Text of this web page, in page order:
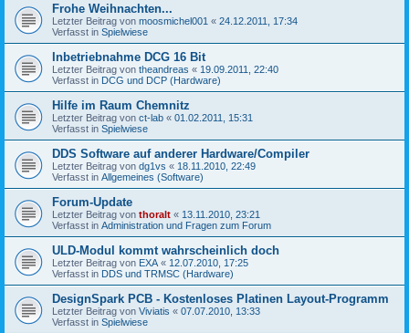
Frohe Weihnachten...
Letzter Beitrag von moosmichel001 « 24.12.2011, 17:34
Verfasst in Spielwiese
Inbetriebnahme DCG 16 Bit
Letzter Beitrag von theandreas « 19.09.2011, 22:40
Verfasst in DCG und DCP (Hardware)
Hilfe im Raum Chemnitz
Letzter Beitrag von ct-lab « 01.02.2011, 15:31
Verfasst in Spielwiese
DDS Software auf anderer Hardware/Compiler
Letzter Beitrag von dg1vs « 18.11.2010, 22:49
Verfasst in Allgemeines (Software)
Forum-Update
Letzter Beitrag von thoralt « 13.11.2010, 23:21
Verfasst in Administration und Fragen zum Forum
ULD-Modul kommt wahrscheinlich doch
Letzter Beitrag von EXA « 12.07.2010, 17:25
Verfasst in DDS und TRMSC (Hardware)
DesignSpark PCB - Kostenloses Platinen Layout-Programm
Letzter Beitrag von Viviatis « 07.07.2010, 13:33
Verfasst in Spielwiese